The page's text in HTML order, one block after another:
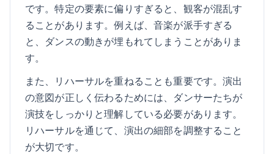
です。特定の要素に偏りすぎると、観客が混乱す
ることがあります。例えば、音楽が派手すぎる
と、ダンスの動きが埋もれてしまうことがありま
す。
また、リハーサルを重ねることも重要です。演出
の意図が正しく伝わるためには、ダンサーたちが
演技をしっかりと理解している必要があります。
リハーサルを通じて、演出の細部を調整すること
が大切です。